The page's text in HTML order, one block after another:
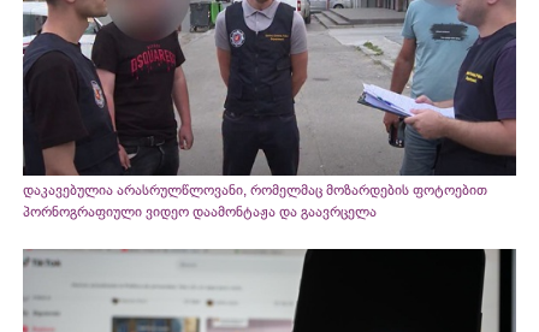
დაკავებულია არასრულწლოვანი, რომელმაც მოზარდების ფოტოებით
პორნოგრაფიული ვიდეო დაამონტაჟა და გაავრცელა